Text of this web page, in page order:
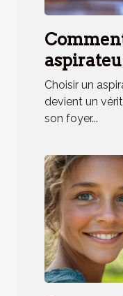
aux
avec
Choisir un
devient un
son foyer...